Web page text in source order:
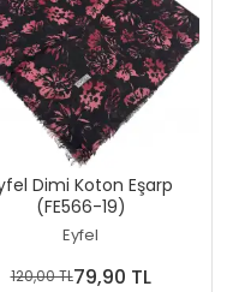
Dimi Koton Eşarp
(FE566-19)
Eyfel
120,00 TL79,90 TL